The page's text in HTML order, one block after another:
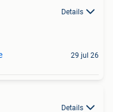
Details
29 jul 26
Details